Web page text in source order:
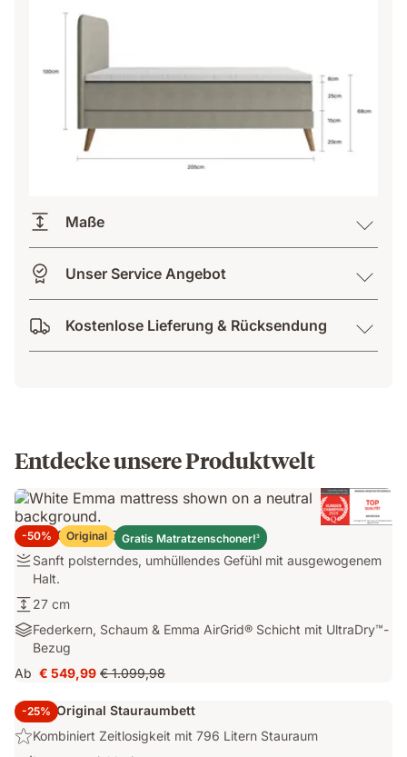
Maße
Unser Service Angebot
Kostenlose Lieferung & Rücksendung
Entdecke unsere Produktwelt
-50% Original Gratis Matratzenschoner!3
Emma Original Elite Matratze
Sanft
polsterndes,
umhüllendes
Gefühl
mit
ausgewogenem
Halt.
Sanft polsterndes, umhüllendes Gefühl mit ausgewogenem
Halt.
27
cm
27 cm
Federkern,
Schaum
&
Emma
AirGrid®
Schicht
mit
Federkern, Schaum & Emma AirGrid® Schicht mit UltraDry™-
Bezug
Ab
Preis
€ 549,99
€ 549,99 Ursprünglicher
€ 1.099,98
€ 1.099,98
-25%
Emma Original Stauraumbett
Highlight:
Kombiniert
Kombiniert Zeitlosigkeit mit 796 Litern Stauraum